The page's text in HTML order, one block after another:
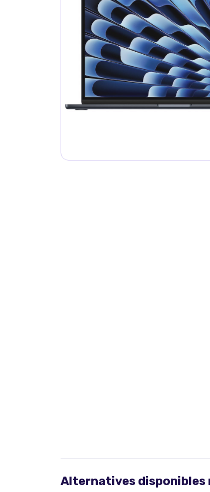
Alternatives disponibles